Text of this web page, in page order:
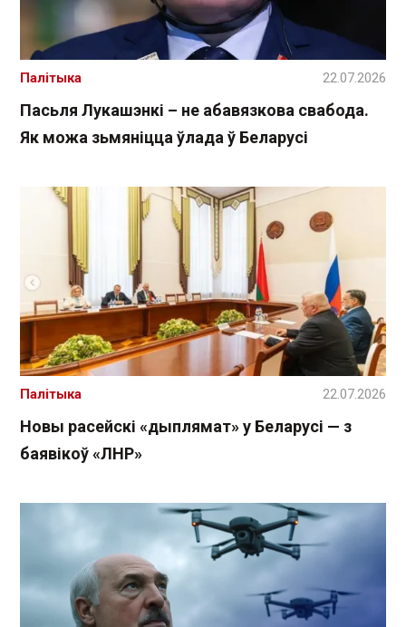
Пасьля Лукашэнкі – не абавязкова свабода.
Як можа зьмяніцца ўлада ў Беларусі
Палітыка 22.07.2026
Новы расейскі «дыплямат» у Беларусі — з
баявікоў «ЛНР»
Палітыка 22.07.2026